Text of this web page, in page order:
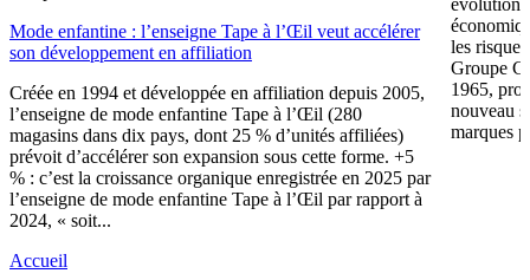
Mode enfantine : l’enseigne Tape à l’Œil veut accélérer
son développement en affiliation
Créée en 1994 et développée en affiliation depuis 2005,
l’enseigne de mode enfantine Tape à l’Œil (280
magasins dans dix pays, dont 25 % d’unités affiliées)
prévoit d’accélérer son expansion sous cette forme. +5
% : c’est la croissance organique enregistrée en 2025 par
l’enseigne de mode enfantine Tape à l’Œil par rapport à
2024, « soit...
les
Groupe
1965,
nouveau
marques
Accueil